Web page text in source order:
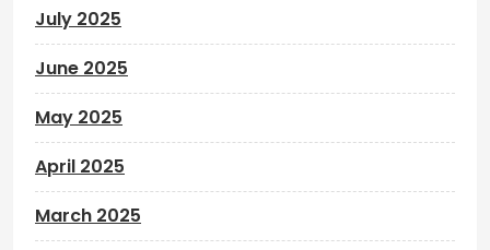
July 2025
June 2025
May 2025
April 2025
March 2025